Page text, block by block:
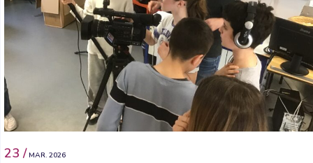
23 / MAR. 2026